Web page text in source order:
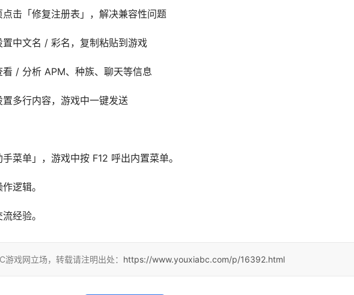
击「修复注册表」，解决兼容性问题
中文名 / 彩名，复制粘贴到游戏
/ 分析 APM、种族、聊天等信息
多行内容，游戏中一键发送
菜单」，游戏中按 F12 呼出内置菜单。
逻辑。
经验。
戏网立场，转载请注明出处： https://www.youxiabc.com/p/16392.html